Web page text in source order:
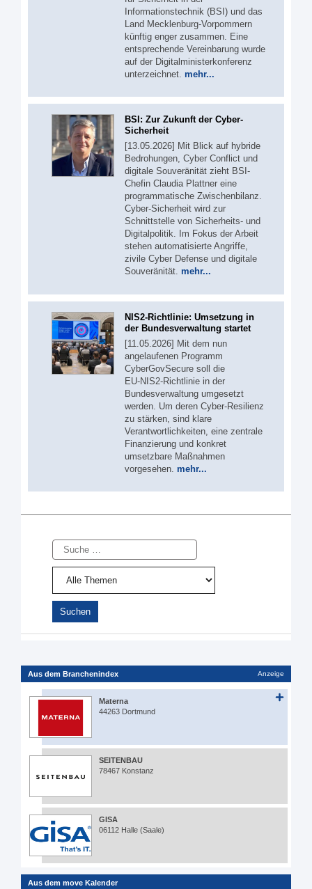
Informationstechnik (BSI) und das
Land Mecklenburg-Vorpommern
künftig enger zusammen. Eine
entsprechende Vereinbarung wurde
auf der Digitalministerkonferenz
unterzeichnet. mehr...
BSI: Zur Zukunft der Cyber-
Sicherheit
[13.05.2026] Mit Blick auf hybride
Bedrohungen, Cyber Conflict und
digitale Souveränität zieht BSI-
Chefin Claudia Plattner eine
programmatische Zwischenbilanz.
Cyber-Sicherheit wird zur
Schnittstelle von Sicherheits- und
Digitalpolitik. Im Fokus der Arbeit
stehen automatisierte Angriffe,
zivile Cyber Defense und digitale
Souveränität. mehr...
NIS2-Richtlinie: Umsetzung in
der Bundesverwaltung startet
[11.05.2026] Mit dem nun
angelaufenen Programm
CyberGovSecure soll die
EU‑NIS2‑Richtlinie in der
Bundesverwaltung umgesetzt
werden. Um deren Cyber-Resilienz
zu stärken, sind klare
Verantwortlichkeiten, eine zentrale
Finanzierung und konkret
umsetzbare Maßnahmen
vorgesehen. mehr...
Suche
Aus dem Branchenindex Anzeige
Materna
44263 Dortmund
SEITENBAU
78467 Konstanz
GISA
06112 Halle (Saale)
Aus dem move Kalender